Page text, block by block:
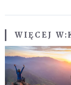
WIĘCEJ W: